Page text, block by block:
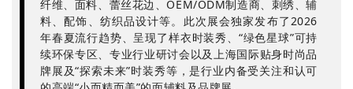
纤维、面料、蕾丝花边、OEM/ODM制造商、刺绣、辅
料、配饰、纺织品设计等。此次展会独家发布了2026
年春夏流行趋势、呈现了样衣时装秀、“绿色星球”可持
续环保专区、专业行业研讨会以及上海国际贴身时尚品
牌展及“探索未来”时装秀等，是行业内备受关注和认可